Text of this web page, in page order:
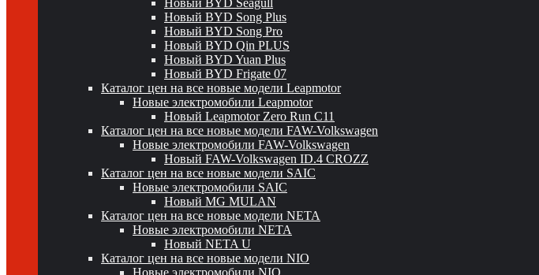
Новый BYD Seagull
Новый BYD Song Plus
Новый BYD Song Pro
Новый BYD Qin PLUS
Новый BYD Yuan Plus
Новый BYD Frigate 07
Каталог цен на все новые модели Leapmotor
Новые электромобили Leapmotor
Новый Leapmotor Zero Run C11
Каталог цен на все новые модели FAW-Volkswagen
Новые электромобили FAW-Volkswagen
Новый FAW-Volkswagen ID.4 CROZZ
Каталог цен на все новые модели SAIC
Новые электромобили SAIC
Новый MG MULAN
Каталог цен на все новые модели NETA
Новые электромобили NETA
Новый NETA U
Каталог цен на все новые модели NIO
Новые электромобили NIO